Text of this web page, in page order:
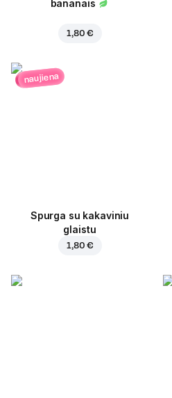
bananais
1,80 €
naujiena
Spurga su kakaviniu
glaistu
1,80 €